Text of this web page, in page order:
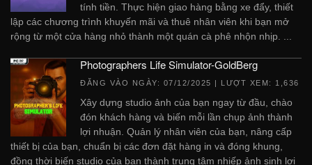
tính tiền. Thực hiện giao hàng bằng xe đẩy, thiết
lập các chương trình khuyến mãi và thuê nhân viên khi bạn mở
rộng từ một cửa hàng nhỏ thành một quán cà phê nhộn nhịp. ...
Photographers Life Simulator-GoldBerg
ĐĂNG VÀO NGÀY: 07/12/2025 | LƯỢT XEM: 1,636
Xây dựng studio ảnh của bạn ngay từ đầu, chào
đón khách hàng và biến mỗi lần chụp ảnh thành
lợi nhuận. Quản lý nhân viên của bạn, nâng cấp
thiết bị của bạn, chuẩn bị các đơn đặt hàng in và đóng khung,
đồng thời biến studio của bạn thành trung tâm nhiếp ảnh sinh lợi